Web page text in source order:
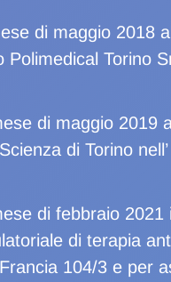
di maggio 2018
Polimedical Torino
di maggio 2019
di Torino
di febbraio
di terapia
104/3 e per